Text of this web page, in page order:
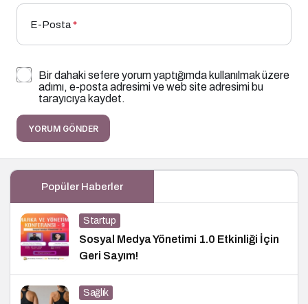
E-Posta*
Bir dahaki sefere yorum yaptığımda kullanılmak üzere
adımı, e-posta adresimi ve web site adresimi bu
tarayıcıya kaydet.
YORUM GÖNDER
Popüler Haberler
Startup
Sosyal Medya Yönetimi 1.0 Etkinliği İçin
Geri Sayım!
Sağlık